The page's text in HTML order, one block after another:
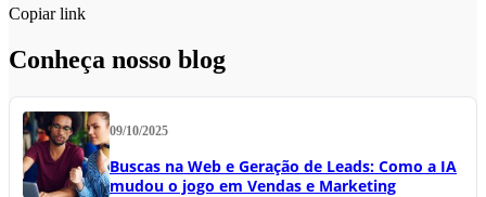
Copiar link
Conheça nosso blog
09/10/2025
Buscas na Web e Geração de Leads: Como a IA
mudou o jogo em Vendas e Marketing